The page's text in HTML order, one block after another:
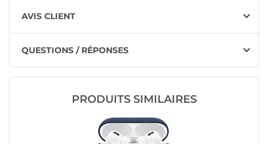
AVIS CLIENT
QUESTIONS / RÉPONSES
PRODUITS SIMILAIRES